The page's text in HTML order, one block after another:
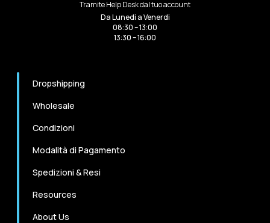
Tramite Help Desk dal tuo account
Da Lunedi a Venerdi
08:30 – 13:00
13:30 – 16:00
Dropshipping
Wholesale
Condizioni
Modalità di Pagamento
Spedizioni & Resi
Resources
About Us